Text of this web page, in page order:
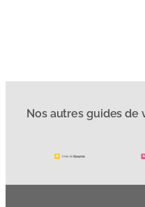
Nos autres guides de